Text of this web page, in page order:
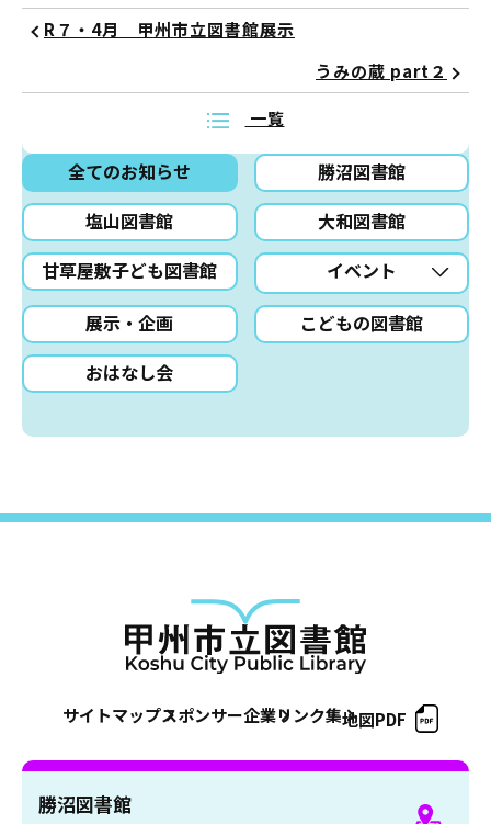
全てのお知らせ
勝沼図書館
塩山図書館
大和図書館
甘草屋敷子ども図書館
イベント
展示・企画
こどもの図書館
おはなし会
R７・4月 甲州市立図書館展示
うみの蔵 part２
一覧
サイトマップスポンサー企業リンク集地図PDF
勝沼図書館